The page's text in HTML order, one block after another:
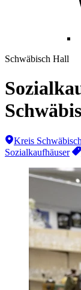
Schwäbisch Hall
Kreis
Sozialkaufhäuser